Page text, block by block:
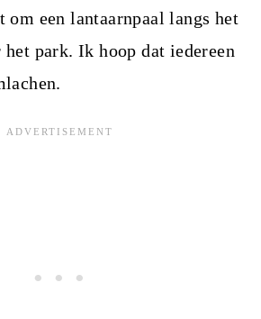
om een lantaarnpaal langs het
het park. Ik hoop dat iedereen